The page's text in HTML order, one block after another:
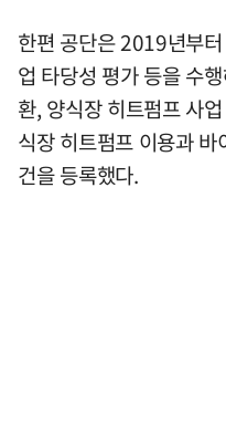
한편 공단은 2019년부
업 타당성 평가 등을 수
환, 양식장 히트펌프 사
식장 히트펌프 이용과
건을 등록했다.